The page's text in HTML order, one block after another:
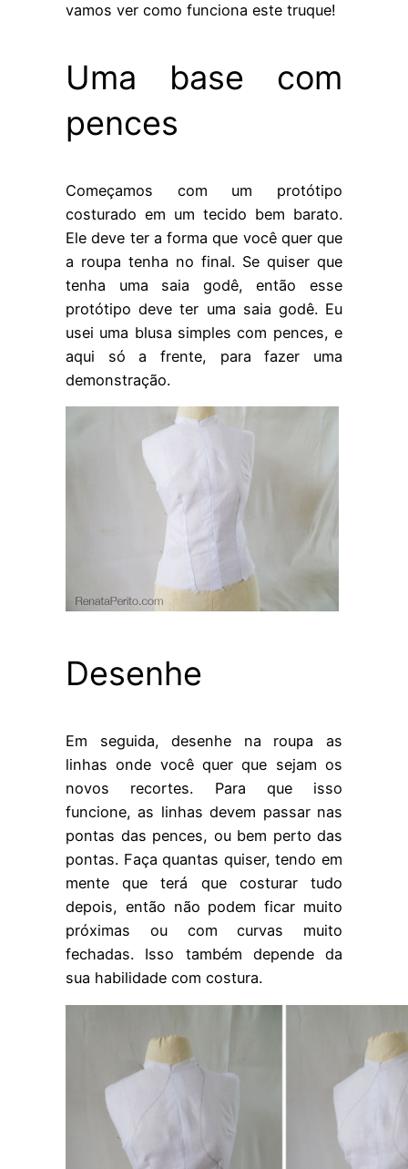
vamos ver como funciona este truque!
Uma base com
pences
Começamos com um protótipo
costurado em um tecido bem barato.
Ele deve ter a forma que você quer que
a roupa tenha no final. Se quiser que
tenha uma saia godê, então esse
protótipo deve ter uma saia godê. Eu
usei uma blusa simples com pences, e
aqui só a frente, para fazer uma
demonstração.
Desenhe
Em seguida, desenhe na roupa as
linhas onde você quer que sejam os
novos recortes. Para que isso
funcione, as linhas devem passar nas
pontas das pences, ou bem perto das
pontas. Faça quantas quiser, tendo em
mente que terá que costurar tudo
depois, então não podem ficar muito
próximas ou com curvas muito
fechadas. Isso também depende da
sua habilidade com costura.